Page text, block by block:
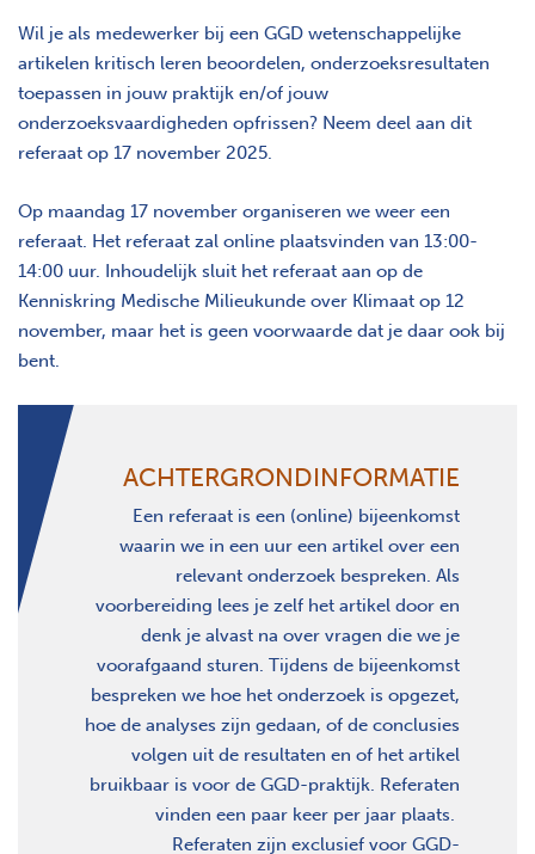
Wil je als medewerker bij een GGD wetenschappelijke
artikelen kritisch leren beoordelen, onderzoeksresultaten
toepassen in jouw praktijk en/of jouw
onderzoeksvaardigheden opfrissen? Neem deel aan dit
referaat op 17 november 2025.
Op maandag 17 november organiseren we weer een
referaat. Het referaat zal online plaatsvinden van 13:00-
14:00 uur. Inhoudelijk sluit het referaat aan op de
Kenniskring Medische Milieukunde over Klimaat op 12
november, maar het is geen voorwaarde dat je daar ook bij
bent.
ACHTERGRONDINFORMATIE
Een referaat is een (online) bijeenkomst
waarin we in een uur een artikel over een
relevant onderzoek bespreken. Als
voorbereiding lees je zelf het artikel door en
denk je alvast na over vragen die we je
voorafgaand sturen. Tijdens de bijeenkomst
bespreken we hoe het onderzoek is opgezet,
hoe de analyses zijn gedaan, of de conclusies
volgen uit de resultaten en of het artikel
bruikbaar is voor de GGD-praktijk. Referaten
vinden een paar keer per jaar plaats.
Referaten zijn exclusief voor GGD-